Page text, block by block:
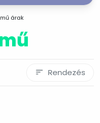
140 566 Ft
árak
sort Rendezés